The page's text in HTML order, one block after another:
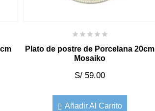
Plato de postre de Porcelana 20cm
Mosaiko
S/ 59.00
Añadir Al Carrito